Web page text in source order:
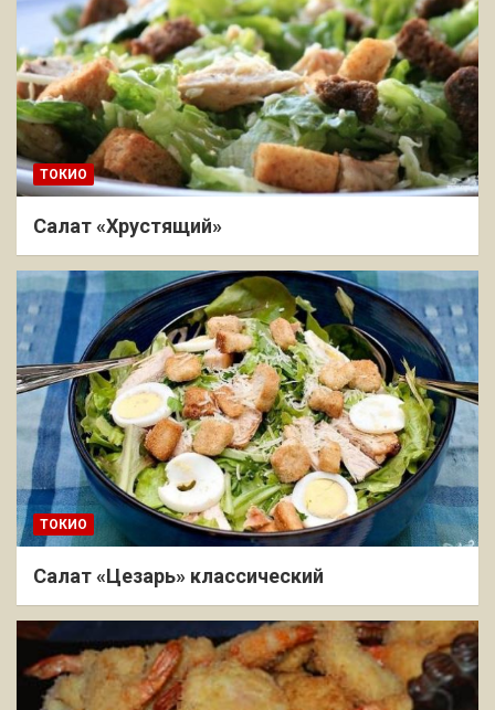
ТОКИО
Салат «Хрустящий»
ТОКИО
Салат «Цезарь» классический